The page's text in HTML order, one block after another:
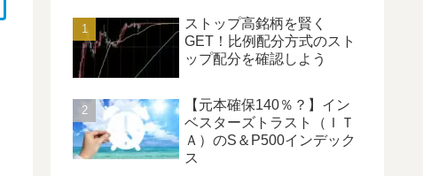
ストップ高銘柄を賢く
GET！比例配分方式のスト
ップ配分を確認しよう
【元本確保140％？】イン
ベスターズトラスト（ＩＴ
Ａ）のS＆P500インデック
ス